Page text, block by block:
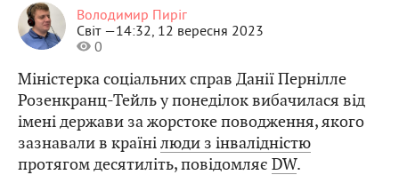
Володимир Пиріг
Світ —14:32, 12 вересня 2023
0
Міністерка соціальних справ Данії Пернілле
Розенкранц-Тейль у понеділок вибачилася від
імені держави за жорстоке поводження, якого
зазнавали в країнілюди з інвалідністю
протягом десятиліть, повідомляє DW.